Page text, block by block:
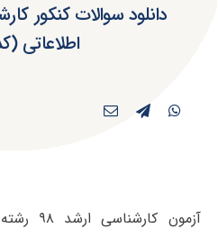
اطلاعاتی (کد
آزمون